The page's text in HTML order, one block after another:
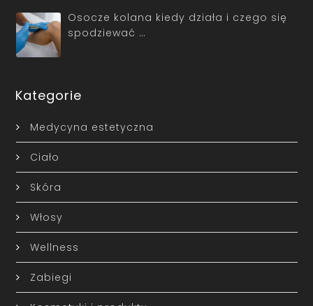
Osocze kolana kiedy działa i czego się
spodziewać …
Kategorie
Medycyna estetyczna
Ciało
Skóra
Włosy
Wellness
Zabiegi